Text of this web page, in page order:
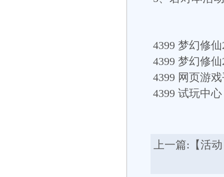
4399 梦幻修仙
4399 梦幻修
4399 网页游
4399 试玩中心
上一篇: 【活